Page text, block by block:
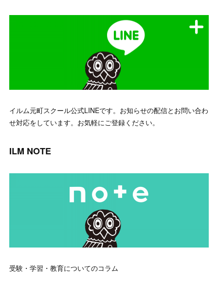
イルム元町スクール公式LINEです。お知らせの配信とお問い合わ
せ対応をしています。お気軽にご登録ください。
ILM NOTE
受験・学習・教育についてのコラム